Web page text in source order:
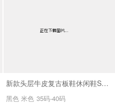
新款头层牛皮复古板鞋休闲鞋SA260
黑色 米色 35码-40码